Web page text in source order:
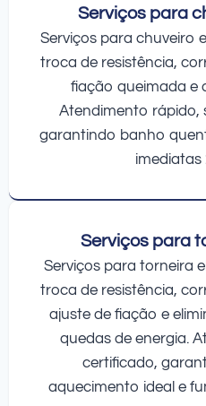
Serviços para
Serviços para chuveiro
troca de resistência,
fiação queimada e
Atendimento rápido,
garantindo banho
imediatas
Serviços para
Serviços para torneira
troca de resistência,
ajuste de fiação e
quedas de energia.
certificado,
aquecimento ideal e